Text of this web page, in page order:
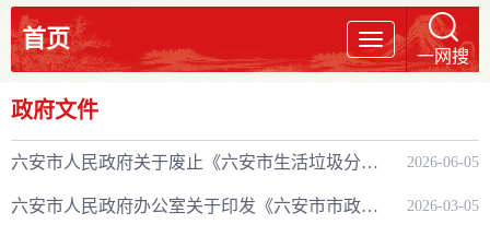
导
航
首页
一网搜
政府文件
六安市人民政府关于废止《六安市生活垃圾分类管理办法》的决定 2026-06-05
六安市人民政府办公室关于印发《六安市市政消火栓建设和维护保养管理规定》的通知 2026-03-05